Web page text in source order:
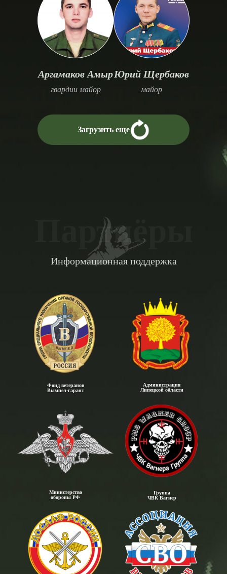
Аргамаков Амыр
гвардии майор
Юрий Щербаков
майор
Загрузить еще
Партнёры
Информационная поддержка
Фонд ветеранов
Вымпел-гарант
Администрация
Липецкой области
Министерство
обороны РФ
Группа
ЧВК Вагнер